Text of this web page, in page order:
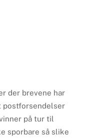
der brevene har
postforsendelser
på tur til
sporbare så slike